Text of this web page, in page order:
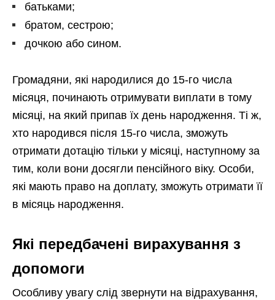
батьками;
братом, сестрою;
дочкою або сином.
Громадяни, які народилися до 15-го числа
місяця, починають отримувати виплати в тому
місяці, на який припав їх день народження. Ті ж,
хто народився після 15-го числа, зможуть
отримати дотацію тільки у місяці, наступному за
тим, коли вони досягли пенсійного віку. Особи,
які мають право на доплату, зможуть отримати її
в місяць народження.
Які передбачені вирахування з
допомоги
Особливу увагу слід звернути на відрахування,